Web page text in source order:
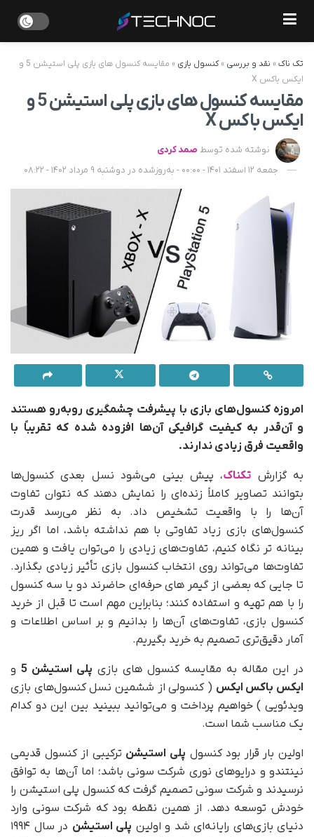
تک ناک» نقد و بررسی »کنسول بازی »
مقایسه کنسول های بازی پلی استیشن 5 و
ایکس باکس X
مقایسه کنسول های بازی پلی استیشن 5 و
ایکس باکس X
نوشته شده توسط صمد کردی
جمعه 12 اسفند 1401 - 00:00 - به‌روزشده در دوشنبه 9 مرداد 1402 - 08:22
امروزه کنسول‌های بازی با پیشرفت چشمگیری روبه‌رو هستند
و آن‌قدر به کیفیت گرافیکی آن‌ها افزوده شده که تقریباً با
واقعیت فرق زیادی ندارند.
به گزارش تکناک، پیش بینی می‌شود نسل بعدی کنسول‌ها
بتوانند تصاویر کاملاً زنده‌ای را نمایش دهند که نتوان تفاوت
آن‌ها را با واقعیت تشخیص داد. به نظر می‌رسد قدرت
کنسول‌های بازی زیاد تفاوتی با هم نداشته باشد، اما اگر ریز
بینانه تر نگاه کنیم، تفاوت‌های زیادی را می‌توان یافت و همین
تفاوت‌ها می‌تواند روی انتخاب کنسول بازی تأثیر زیادی بگذارد.
تا جایی که بعضی از گیمر های حرفه‌ای حاضرند دو یا سه کنسول
را با هم تهیه و استفاده کنند؛ بنابراین مهم است تا قبل از خرید
کنسول بازی، تفاوت‌های آن‌ها را بدانیم و بر اساس اطلاعات و
آمار دقیق‌تری تصمیم به خرید بگیریم.
در این مقاله به مقایسه کنسول های بازی پلی استیشن 5
و
ایکس باکس ایکس ( کنسولی از ششمین نسل کنسول‌های بازی
ویدئویی ) خواهیم پرداخت و می‌توانید ببینید بین این دو کدام
یک مناسب شما است.
اولین بار قرار بود کنسول پلی استیشن ترکیبی از کنسول قدیمی
نینتندو و درایوهای نوری شرکت سونی باشد؛ اما آن‌ها به توافق
نرسیدند و شرکت سونی تصمیم گرفت که کنسول پلی استیشن را
خودش توسعه دهد. از همین نقطه بود که شرکت سونی وارد
دنیای بازی‌های رایانه‌ای شد و اولین پلی استیشن
در سال ۱۹۹۴